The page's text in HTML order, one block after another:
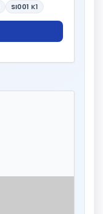
SI001 K1